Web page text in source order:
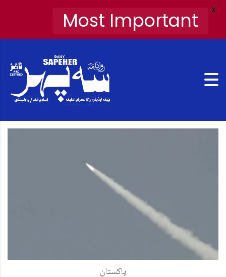
پاکستان
Most Important X